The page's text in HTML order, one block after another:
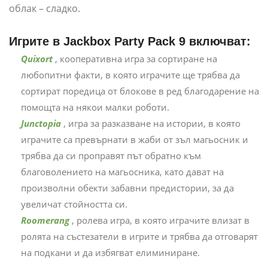
облак – сладко.
Игрите в Jackbox Party Pack 9 включват:
Quixort , кооперативна игра за сортиране на
любопитни факти, в която играчите ще трябва да
сортират поредица от блокове в ред благодарение на
помощта на някои малки роботи.
Junctopia , игра за разказване на истории, в която
играчите са превърнати в жаби от зъл магьосник и
трябва да си проправят път обратно към
благоволението на магьосника, като дават на
произволни обекти забавни предистории, за да
увеличат стойността си.
Roomerang , ролева игра, в която играчите влизат в
ролята на състезатели в игрите и трябва да отговарят
на подкани и да избягват елиминиране.